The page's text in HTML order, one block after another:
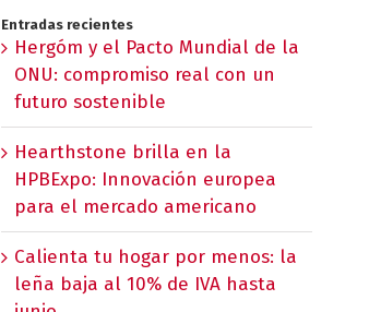
Entradas recientes
Hergóm y el Pacto Mundial de la
ONU: compromiso real con un
futuro sostenible
Hearthstone brilla en la
HPBExpo: Innovación europea
para el mercado americano
Calienta tu hogar por menos: la
leña baja al 10% de IVA hasta